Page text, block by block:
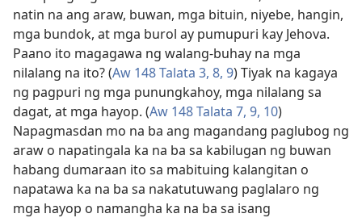
natin na ang araw, buwan, mga bituin, niyebe, hangin,
mga bundok, at mga burol ay pumupuri kay Jehova.
Paano ito magagawa ng walang-buhay na mga
nilalang na ito? (Aw 148 Talata 3, 8, 9) Tiyak na kagaya
ng pagpuri ng mga punungkahoy, mga nilalang sa
dagat, at mga hayop. (Aw 148 Talata 7, 9, 10)
Napagmasdan mo na ba ang magandang paglubog ng
araw o napatingala ka na ba sa kabilugan ng buwan
habang dumaraan ito sa mabituing kalangitan o
napatawa ka na ba sa nakatutuwang paglalaro ng
mga hayop o namangha ka na ba sa isang